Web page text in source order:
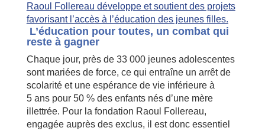
Raoul Follereau développe et soutient des projets
favorisant l’accès à l’éducation des jeunes filles.
L’éducation pour toutes, un combat qui
reste à gagner
Chaque jour, près de 33 000 jeunes adolescentes
sont mariées de force, ce qui entraîne un arrêt de
scolarité et une espérance de vie inférieure à
5 ans pour 50 % des enfants nés d’une mère
illettrée. Pour la fondation Raoul Follereau,
engagée auprès des exclus, il est donc essentiel